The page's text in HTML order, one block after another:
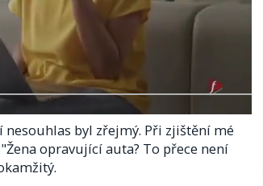
nesouhlas byl zřejmý. Při zjištění mé
opravující auta? To přece není